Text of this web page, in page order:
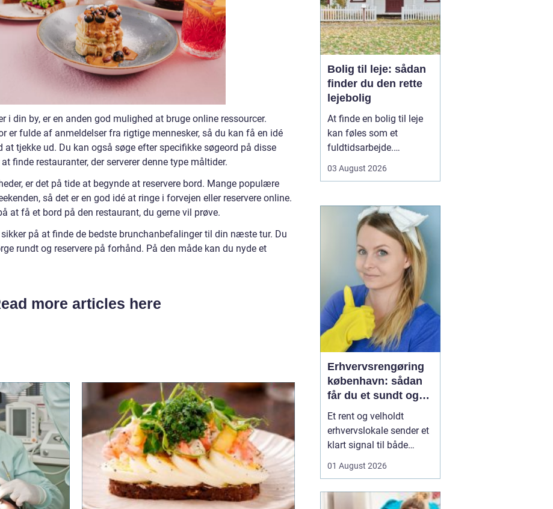
i din by, er en anden god mulighed at bruge online ressourcer.
er fulde af anmeldelser fra rigtige mennesker, så du kan få en idé
tjekke ud. Du kan også søge efter specifikke søgeord på disse
finde restauranter, der serverer denne type måltider.
er det på tide at begynde at reservere bord. Mange populære
så det er en god idé at ringe i forvejen eller reservere online.
at få et bord på den restaurant, du gerne vil prøve.
på at finde de bedste brunchanbefalinger til din næste tur. Du
rundt og reservere på forhånd. På den måde kan du nyde et
more articles here
Bolig til leje: sådan
finder du den rette
lejebolig
At finde en bolig til leje
kan føles som et
fuldtidsarbejde.
priserne varierer, og det
gennemskue, hvad du
egentlig får for pengene.
Samtidig fylder
spørgsmål om
beliggenhed, ...
03 August 2026
Erhvervsrengøring
københavn: sådan
får du et sundt og
professionelt
arbejdsmiljø
Et rent og velholdt
erhvervslokale sender et
klart signal til både
Mange virksomheder i
først værdien af
01 August 2026